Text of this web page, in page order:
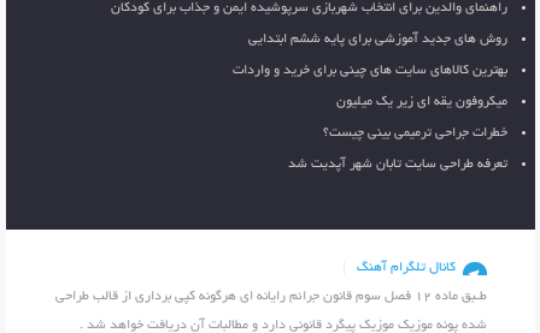
راهنمای والدین برای انتخاب شهربازی سرپوشیده ایمن و جذاب برای کودکان
روش های جدید آموزشی برای پایه ششم ابتدایی
بهترین کالاهای سایت های چینی برای خرید و واردات
میکروفون یقه ای زیر یک میلیون
خطرات جراحی ترمیمی بینی چیست؟
تعرفه طراحی سایت تابان شهر آپدیت شد
کانال تلگرام آهنگ
طـبق ماده 12 فصل سوم قانون جرائم رایانه ای هرگونه کپی برداری از قالب طراحی
شده پونه موزیک موزیک پیگرد قانونی دارد و مطالبات آن دریافت خواهد شد .